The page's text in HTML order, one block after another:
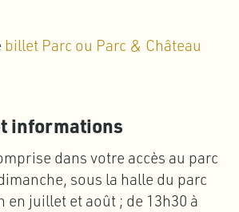
billet Parc ou Parc & Château
informations
dans votre accès au parc
sous la halle du parc
en juillet et août ; de 13h30 à